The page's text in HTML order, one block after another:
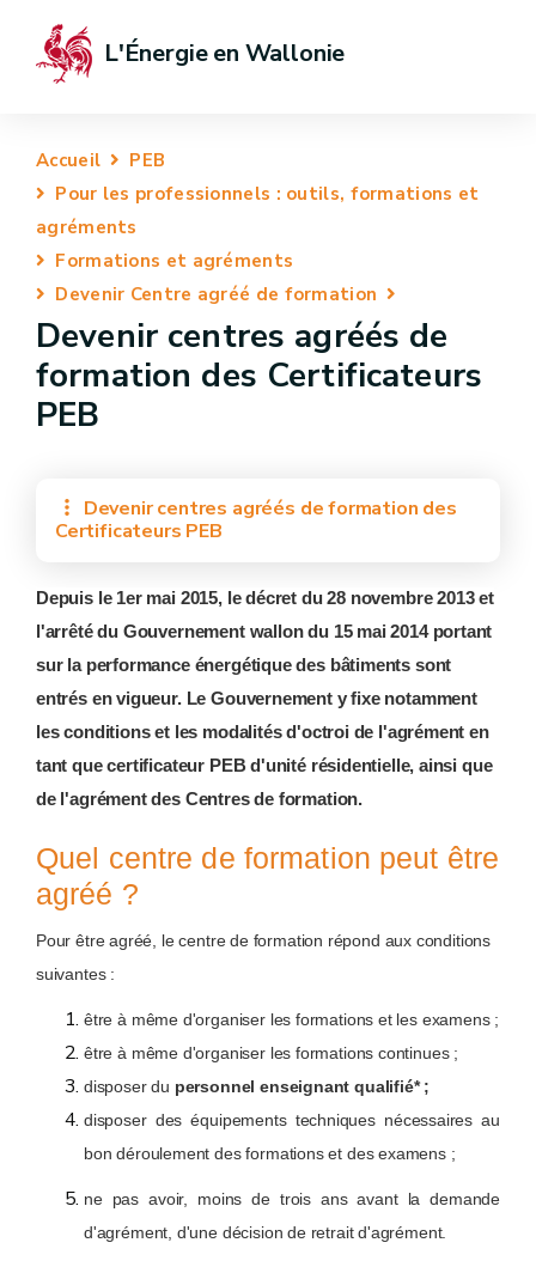
L'Énergie en Wallonie
Accueil
PEB
Pour les professionnels : outils, formations et
agréments
Formations et agréments
Devenir Centre agréé de formation
Devenir centres agréés de
formation des Certificateurs
PEB
Devenir centres agréés de formation des
Certificateurs PEB
Depuis le 1er mai 2015, le décret du 28 novembre 2013 et
l'arrêté du Gouvernement wallon du 15 mai 2014 portant
sur la performance énergétique des bâtiments sont
entrés en vigueur. Le Gouvernement y fixe notamment
les conditions et les modalités d'octroi de l'agrément en
tant que certificateur PEB d'unité résidentielle, ainsi que
de l'agrément des Centres de formation.
Quel centre de formation peut être
agréé ?
Pour être agréé, le centre de formation répond aux conditions
suivantes :
être à même d'organiser les formations et les examens ;
être à même d'organiser les formations continues ;
disposer du personnel enseignant qualifié* ;
disposer des équipements techniques nécessaires au
bon déroulement des formations et des examens ;
ne pas avoir, moins de trois ans avant la demande
d'agrément, d'une décision de retrait d'agrément.